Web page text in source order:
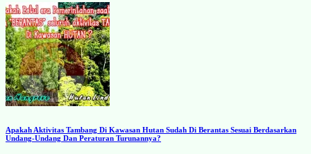
Apakah Aktivitas Tambang Di Kawasan Hutan Sudah Di Berantas Sesuai Berdasarkan
Undang-Undang Dan Peraturan Turunannya?